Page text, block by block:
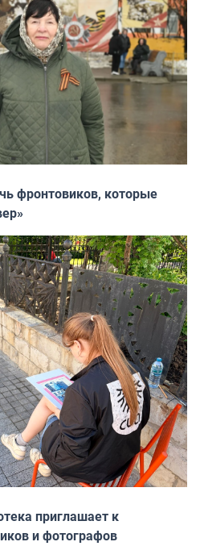
фронтовиков, которые
приглашает к
и фотографов